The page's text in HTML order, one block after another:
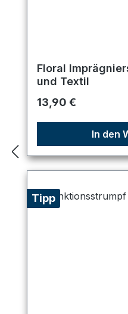
Floral
und Textil
Regulärer Preis:
13,90 €
In den
Tipp